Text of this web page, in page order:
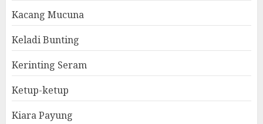
Kacang Mucuna
Keladi Bunting
Kerinting Seram
Ketup-ketup
Kiara Payung